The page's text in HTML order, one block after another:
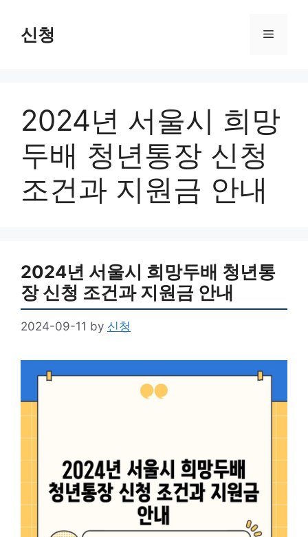
content신청 Menu
2024년 서울시 희망
두배 청년통장 신청
조건과 지원금 안내
2024년 서울시 희망두배 청년통
장 신청 조건과 지원금 안내
2024-09-11 by 신청